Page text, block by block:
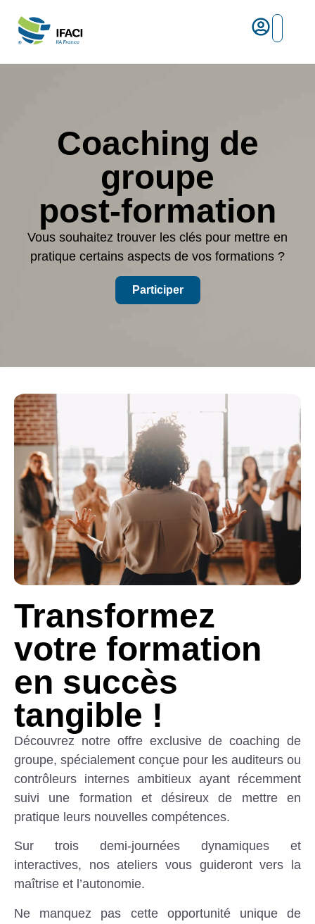
Coaching de
groupe
post-formation
Vous souhaitez trouver les clés pour mettre en
pratique certains aspects de vos formations ?
Participer
Transformez
votre formation
en succès
tangible !
Découvrez notre offre exclusive de coaching de
groupe, spécialement conçue pour les auditeurs ou
contrôleurs internes ambitieux ayant récemment
suivi une formation et désireux de mettre en
pratique leurs nouvelles compétences.
Sur trois demi-journées dynamiques et
interactives, nos ateliers vous guideront vers la
maîtrise et l’autonomie.
Ne manquez pas cette opportunité unique de